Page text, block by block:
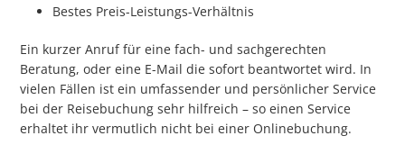
Bestes Preis-Leistungs-Verhältnis
Ein kurzer Anruf für eine fach- und sachgerechten
Beratung, oder eine E-Mail die sofort beantwortet wird. In
vielen Fällen ist ein umfassender und persönlicher Service
bei der Reisebuchung sehr hilfreich – so einen Service
erhaltet ihr vermutlich nicht bei einer Onlinebuchung.